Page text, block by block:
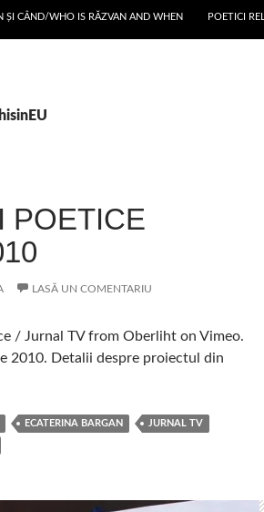
ȘI CÂND/WHO IS RĂZVAN AND WHEN POETICI
POETICE
LASĂ UN COMENTARIU
/ Jurnal TV from Oberliht on Vimeo.
2010. Detalii despre proiectul din
ECATERINA BARGAN JURNAL TV